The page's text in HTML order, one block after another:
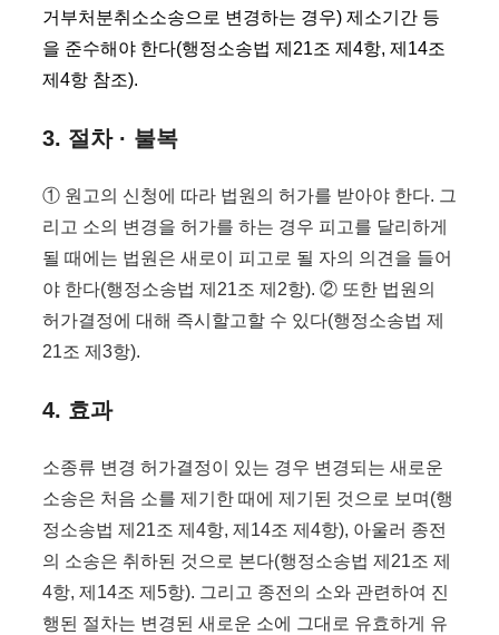
거부처분취소소송으로 변경하는 경우) 제소기간 등
을 준수해야 한다(행정소송법 제21조 제4항, 제14조
제4항 참조).
3. 절차 · 불복
① 원고의 신청에 따라 법원의 허가를 받아야 한다. 그
리고 소의 변경을 허가를 하는 경우 피고를 달리하게
될 때에는 법원은 새로이 피고로 될 자의 의견을 들어
야 한다(행정소송법 제21조 제2항). ② 또한 법원의
허가결정에 대해 즉시할고할 수 있다(행정소송법 제
21조 제3항).
4. 효과
소종류 변경 허가결정이 있는 경우 변경되는 새로운
소송은 처음 소를 제기한 때에 제기된 것으로 보며(행
정소송법 제21조 제4항, 제14조 제4항), 아울러 종전
의 소송은 취하된 것으로 본다(행정소송법 제21조 제
4항, 제14조 제5항). 그리고 종전의 소와 관련하여 진
행된 절차는 변경된 새로운 소에 그대로 유효하게 유